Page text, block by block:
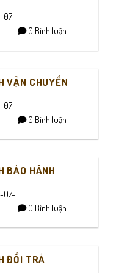
07-
0 Bình luận
VẬN CHUYỂN
07-
0 Bình luận
BẢO HÀNH
07-
0 Bình luận
ĐỔI TRẢ